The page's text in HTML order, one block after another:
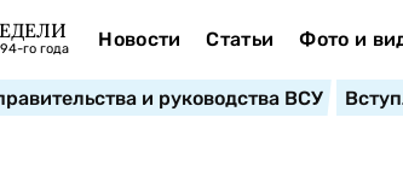
го года Новости Статьи Фото и
и руководства ВСУ